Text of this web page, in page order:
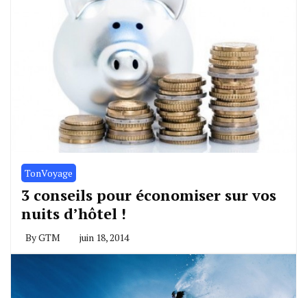
TonVoyage
3 conseils pour économiser sur vos
nuits d’hôtel !
ByGTM juin 18, 2014